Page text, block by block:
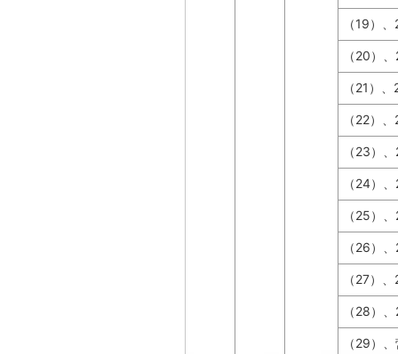
（ 19 ）、
（ 20 ）、
（ 21 ）、
（ 22）、
（ 23 ）、
（ 24）、
（ 25 ）、
（ 26 ）、
（ 27）、
（ 28 ）、
（ 29 ）